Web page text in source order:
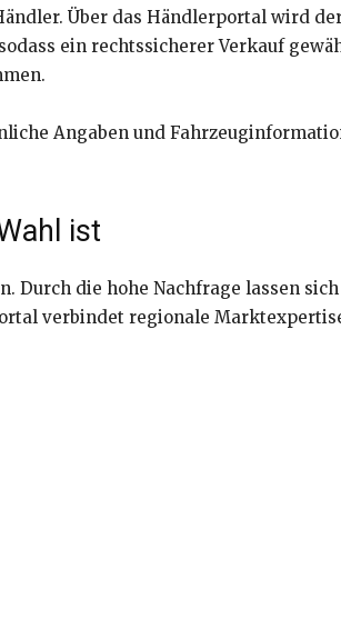
Über das Händlerportal wird
ein rechtssicherer Verkauf
Angaben und
ist
die hohe Nachfrage lassen
verbindet regionale